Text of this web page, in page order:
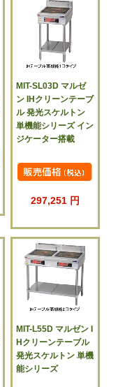
MIT-SL03D マルゼ
ン IHクリーンテーブ
ル 発光スケルトン
単機能シリーズ イン
ジケーター搭載
297,251 円
MIT-L55D マルゼン I
Hクリーンテーブル
発光スケルトン 単機
能シリーズ